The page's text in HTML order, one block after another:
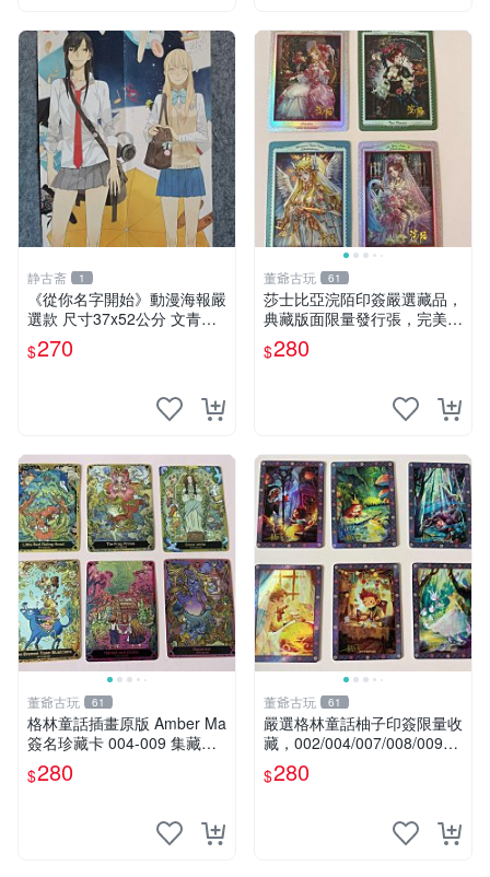
静古斋 1
《從你名字開始》動漫海報嚴
選款 尺寸37x52公分 文青必
收 手繪版 漫畫海報 推薦收藏
名字海報
$270
董爺古玩 61
莎士比亞浣陌印簽嚴選藏品，
典藏版面限量發行張，完美狀
態適合收藏 莎士比亞、浣
陌、印簽
$280
董爺古玩 61
格林童話插畫原版 Amber Ma
簽名珍藏卡 004-009 集藏推
薦 格林童話 Amber Ma 印簽
004-009 卡片 珍貴收藏品
$280
董爺古玩 61
嚴選格林童話柚子印簽限量收
藏，002/004/007/008/009，
精彩圖像永不褪色 格林童話
柚子印 簽
$280